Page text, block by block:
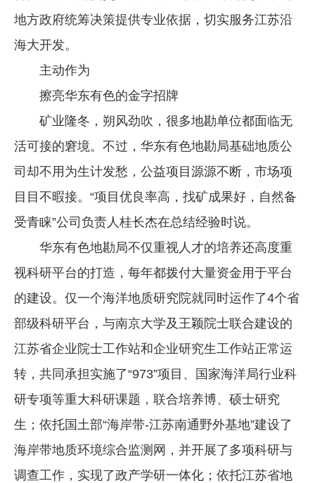
地方政府统筹决策提供专业依据，切实服务江苏沿
海大开发。
主动作为
擦亮华东有色的金字招牌
矿业隆冬，朔风劲吹，很多地勘单位都面临无
活可接的窘境。不过，华东有色地勘局基础地质公
司却不用为生计发愁，公益项目源源不断，市场项
目目不暇接。“项目优良率高，找矿成果好，自然备
受青睐”公司负责人桂长杰在总结经验时说。
华东有色地勘局不仅重视人才的培养还高度重
视科研平台的打造，每年都拨付大量资金用于平台
的建设。仅一个海洋地质研究院就同时运作了4个省
部级科研平台，与南京大学及王颖院士联合建设的
江苏省企业院士工作站和企业研究生工作站正常运
转，共同承担实施了“973”项目、国家海洋局行业科
研专项等重大科研课题，联合培养博、硕士研究
生；依托国土部“海岸带-江苏南通野外基地”建设了
海岸带地质环境综合监测网，并开展了多项科研与
调查工作，实现了政产学研一体化；依托江苏省地